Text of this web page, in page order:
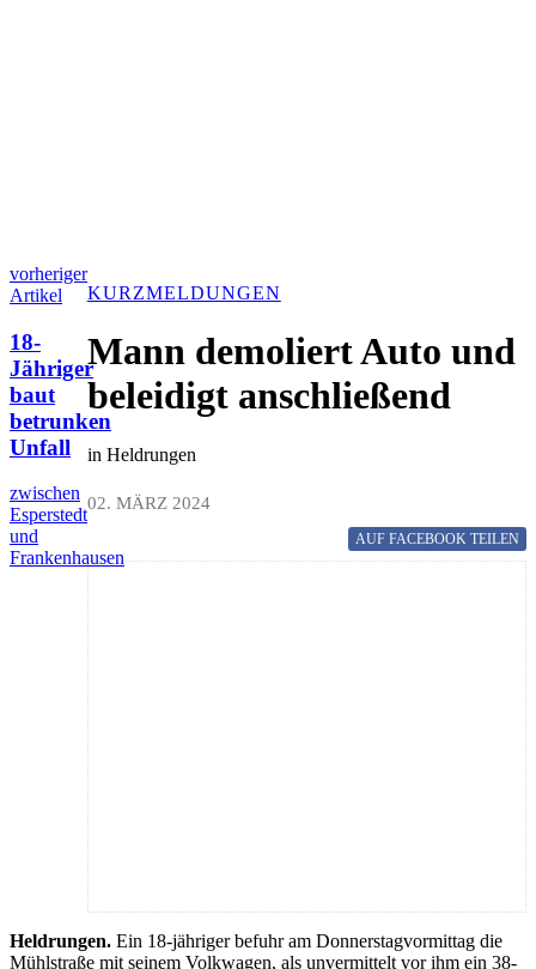
vorheriger
Artikel
18-
Jähriger
baut
betrunken
Unfall
zwischen
Esperstedt
und
Frankenhausen
KURZMELDUNGEN
Mann demoliert Auto und
beleidigt anschließend
in Heldrungen
02. MÄRZ 2024
AUF FACEBOOK TEILEN
Heldrungen. Ein 18-jähriger befuhr am Donnerstagvormittag die
Mühlstraße mit seinem Volkwagen, als unvermittelt vor ihm ein 38-